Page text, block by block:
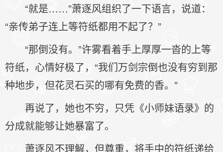
“就是……”萧逐风组织了一下语言，说道：
“亲传弟子连上等符纸都用不起了？”
“那倒没有。”许雾看着手上厚厚一沓的上等
符纸，心情好极了，“我们万剑宗倒也没有穷到那
种地步，但花灵石买的哪有免费的香。”
再说了，她也不穷，只凭《小师妹语录》的
分成就能够让她暴富了。
萧逐风不理解，但尊重，将手中的符纸递给